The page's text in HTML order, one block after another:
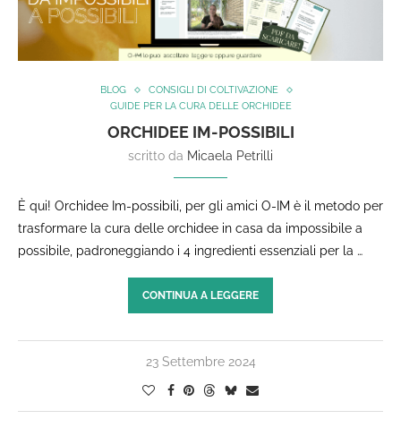
BLOG
CONSIGLI DI COLTIVAZIONE
GUIDE PER LA CURA DELLE ORCHIDEE
ORCHIDEE IM-POSSIBILI
scritto da Micaela Petrilli
È qui! Orchidee Im-possibili, per gli amici O-IM è il metodo per
trasformare la cura delle orchidee in casa da impossibile a
possibile, padroneggiando i 4 ingredienti essenziali per la …
CONTINUA A LEGGERE
23 Settembre 2024